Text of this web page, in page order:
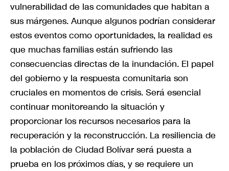
vulnerabilidad de las comunidades que habitan a
sus márgenes. Aunque algunos podrían considerar
estos eventos como oportunidades, la realidad es
que muchas familias están sufriendo las
consecuencias directas de la inundación. El papel
del gobierno y la respuesta comunitaria son
cruciales en momentos de crisis. Será esencial
continuar monitoreando la situación y
proporcionar los recursos necesarios para la
recuperación y la reconstrucción. La resiliencia de
la población de Ciudad Bolívar será puesta a
prueba en los próximos días, y se requiere un